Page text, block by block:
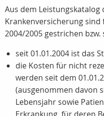
Aus dem Leistungskatalog
Krankenversicherung
2004/2005 gestrichen
seit 01.01.2004 ist das
die Kosten für nicht
werden seit dem
(ausgenommen davon
Lebensjahr sowie